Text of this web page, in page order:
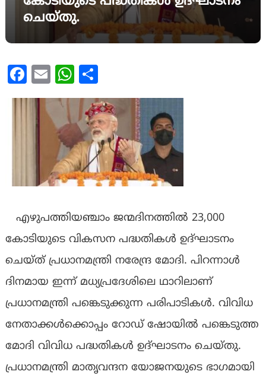
ചെയ്തു.
Facebook
Email WhatsApp
എഴുപത്തിയഞ്ചാം ജന്മദിനത്തിൽ 23,000
കോടിയുടെ വികസന പദ്ധതികൾ ഉദ്ഘാടനം
ചെയ്ത് പ്രധാനമന്ത്രി നരേന്ദ്ര മോദി. പിറന്നാൾ
ദിനമായ ഇന്ന് മധ്യപ്രദേശിലെ ഥാറിലാണ്
പ്രധാനമന്ത്രി പങ്കെടുക്കുന്ന പരിപാടികൾ. വിവിധ
നേതാക്കള്‍ക്കൊപ്പം റോഡ് ഷോയിൽ പങ്കെടുത്ത
മോദി വിവിധ പദ്ധതികൾ ഉദ്ഘാടനം ചെയ്തു.
പ്രധാനമന്ത്രി മാതൃവന്ദന യോജനയുടെ ഭാഗമായി